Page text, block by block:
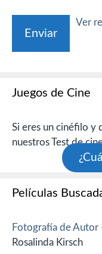
Ver
Juegos de Cine
Si eres un cinéfilo y
nuestros Test de
Películas
Fotografía de Autor
Rosalinda Kirsch